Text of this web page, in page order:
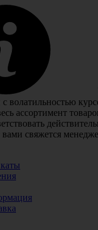
волатильностью
ассортимент
вами свяжется